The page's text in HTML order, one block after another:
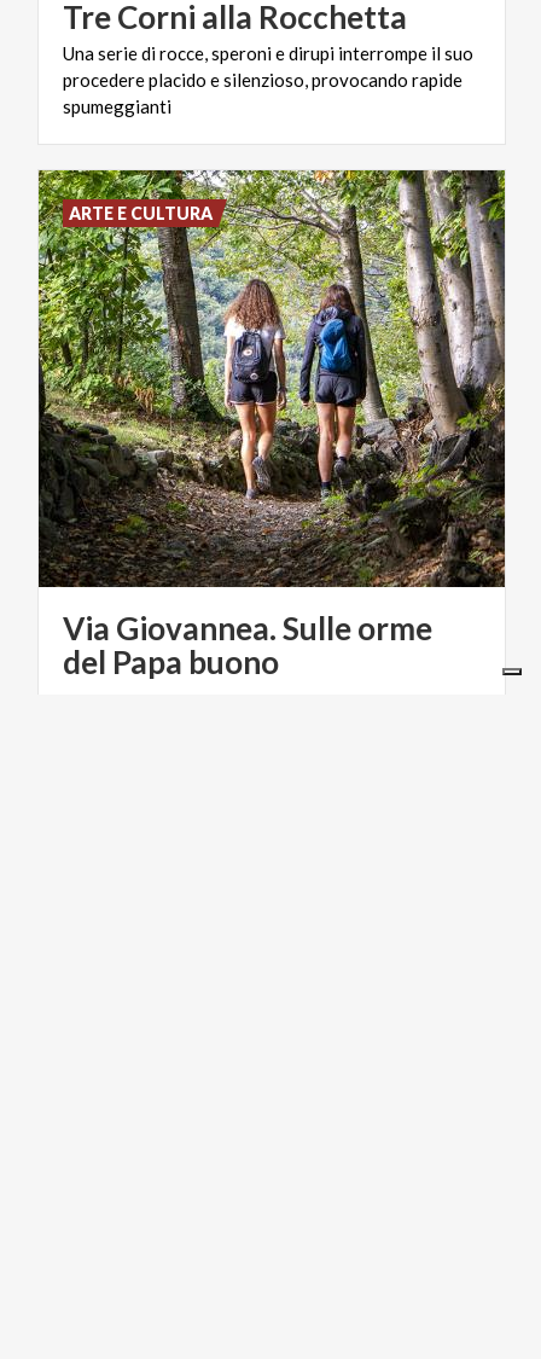
TreCorni alla Rocchetta
Una serie di rocce, speroni e dirupi interrompe il suo
procedere placido e silenzioso, provocando rapide
spumeggianti
Via Giovannea. Sulle orme
del Papa buono
ARTE E CULTURA